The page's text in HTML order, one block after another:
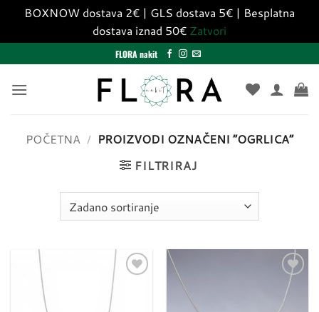
BOXNOW dostava 2€ | GLS dostava 5€ | Besplatna
dostava iznad 50€ Zatvori
to
content
FLORA nakit
POČETNA / PROIZVODI OZNAČENI “OGRLICA”
FILTRIRAJ
Dodaj
u
listu